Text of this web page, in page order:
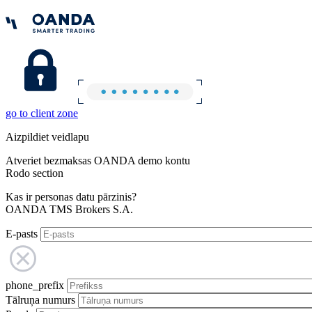
go to client zone
Aizpildiet veidlapu
Atveriet bezmaksas OANDA demo kontu
Rodo section
Kas ir personas datu pārzinis?
OANDA TMS Brokers S.A.
E-pasts
phone_prefix
Tālruņa numurs